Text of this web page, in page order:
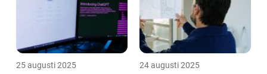
25 augusti 2025 24 augusti 2025